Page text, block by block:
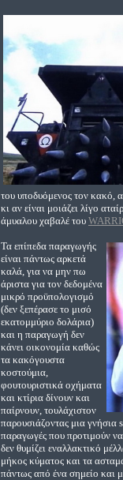
του υποδυόμενος τον κακό,
κι αν είναι μοιάζει λίγο
άμυαλου χαβαλέ του
Τα επίπεδα παραγωγής
είναι πάντως αρκετά
καλά, για να μην πω
άριστα για τον δεδομένα
μικρό προϋπολογισμό
(δεν ξεπέρασε το μισό
εκατομμύριο δολάρια)
και η παραγωγή δεν
κάνει οικονομία καθώς
τα κακόγουστα
κοστούμια,
φουτουριστικά οχήματα
και κτίρια δίνουν και
παίρνουν, τουλάχιστον
παρουσιάζοντας μια γνήσια
παραγωγές που προτιμούν
δεν θυμίζει εναλλακτικό
μήκος κύματος και τα
πάντως από ένα σημείο και